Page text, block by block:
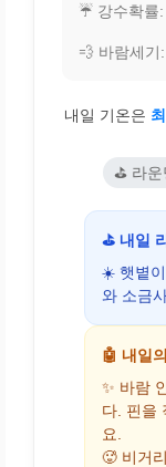
☔ 강수확률:
💨 바람세기:
내일 기온은
⛳ 라
⛳ 내일
☀️ 햇볕이
와 소금
🤖 내일
✨ 바람
다. 핀을
요.
🥵 비거